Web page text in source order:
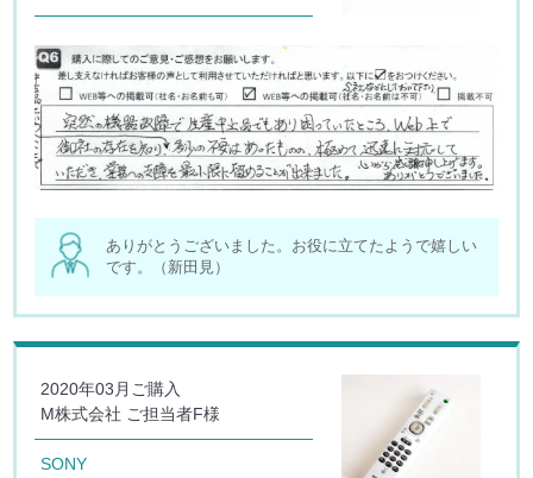
ありがとうございました。お役に立てたようで嬉しい
です。（新田見）
2020年03月ご購入
M株式会社 ご担当者F様
SONY